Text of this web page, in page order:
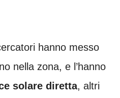
hanno messo
nella zona, e l’hanno
solare diretta, altri